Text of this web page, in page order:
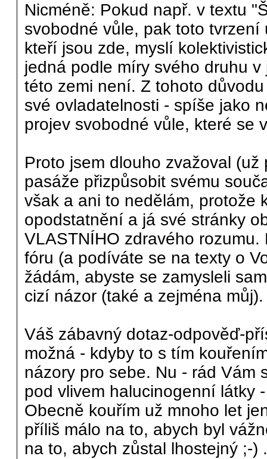
Nicméně: Pokud např. v textu
svobodné vůle, pak toto
kteří jsou zde, myslí
jedná podle míry svého druhu
této zemi není. Z tohoto
své ovladatelnosti - spíše jako
projev svobodné vůle, které se
Proto jsem dlouho zvažoval
pasáže přizpůsobit svému
však a ani to nedělám, protože
opodstatnění a já své stránky
VLASTNÍHO zdravého
fóru (a podíváte se na texty o
žádám, abyste se zamysleli
cizí názor (také a zejména můj).
Váš zábavný dotaz-odpověď-
možná - kdyby to s tím
názory pro sebe. Nu - rád Vám
pod vlivem halucinogenní látky
Obecně kouřím už mnoho let
příliš málo na to, abych byl
na to, abych zůstal lhostejný ;-)